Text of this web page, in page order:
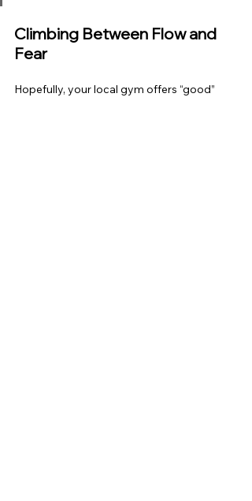
Climbing Between Flow and
Fear
Hopefully, your local gym offers “good”